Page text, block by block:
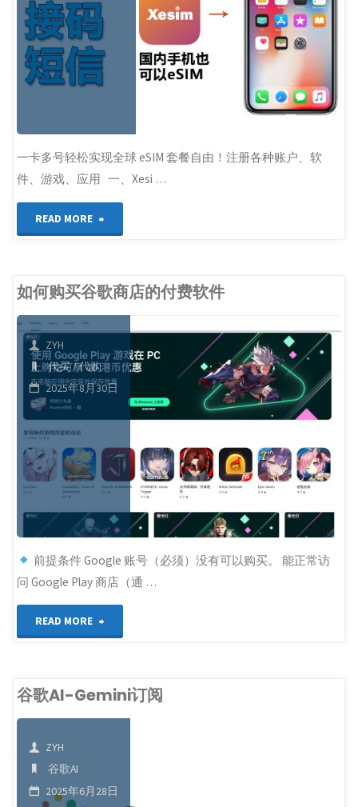
册
Google
账
完
整
实
操
方
案"
一卡多号轻松实现全球 eSIM 套餐自由！注册各种账户、软
件、游戏、应用 一、Xesi …
READ MORE
卡|
云
短
信|
接
码"
如何购买谷歌商店的付费软件
ZYH
代买/代购
2025年8月30日
前提条件 Google 账号（必须）没有可以购买。 能正常访
问 Google Play 商店（通 …
READ MORE
购
买
歌
谷歌AI-Gemini订阅
ZYH
谷歌AI
2025年6月28日